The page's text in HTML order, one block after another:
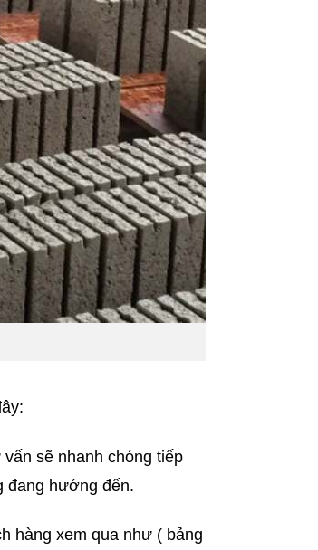
sẽ nhanh chóng tiếp
đang hướng đến.
hàng xem qua như ( bảng